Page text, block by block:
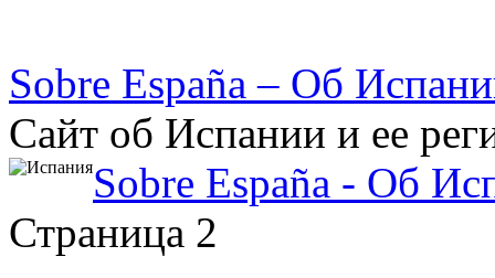
Sobre España – Об
Сайт об Испании и ее
Sobre España - Об
Страница 2